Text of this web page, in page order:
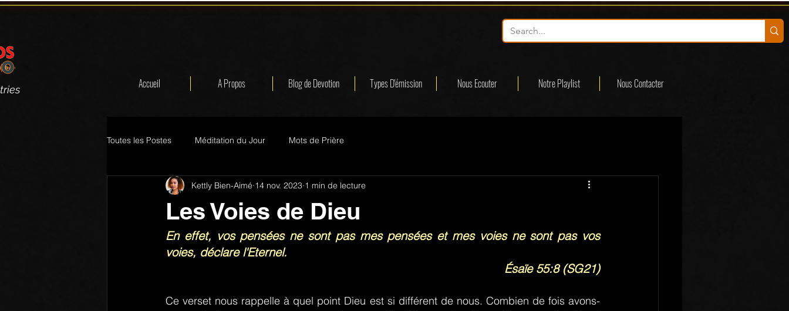
Accueil A Propos Blog de Devotion Types D'émission Nous Ecouter Notre Playlist Nous Contacter
Toutes les Postes Méditation du Jour Mots de Prière
Les Voies de Dieu
Kettly Bien-Aimé 14 nov. 2023 1 min de lecture
En effet, vos pensées ne sont pas mes pensées et mes voies ne sont pas vos
voies, déclare l'Eternel.
Ésaïe 55:8 (SG21)
Ce verset nous rappelle à quel point Dieu est si différent de nous. Combien de fois avons-